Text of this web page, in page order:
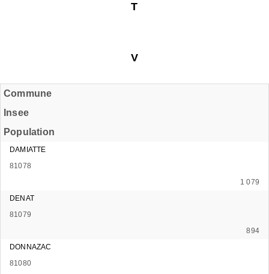
T
V
Commune
Insee
Population
DAMIATTE
81078
1 079
DENAT
81079
894
DONNAZAC
81080